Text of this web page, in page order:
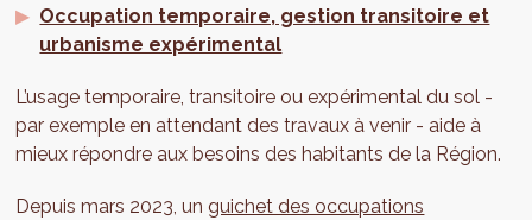
Occupation temporaire, gestion transitoire et
urbanisme expérimental
L’usage temporaire, transitoire ou expérimental du sol -
par exemple en attendant des travaux à venir - aide à
mieux répondre aux besoins des habitants de la Région.
Depuis mars 2023, unguichet des occupations